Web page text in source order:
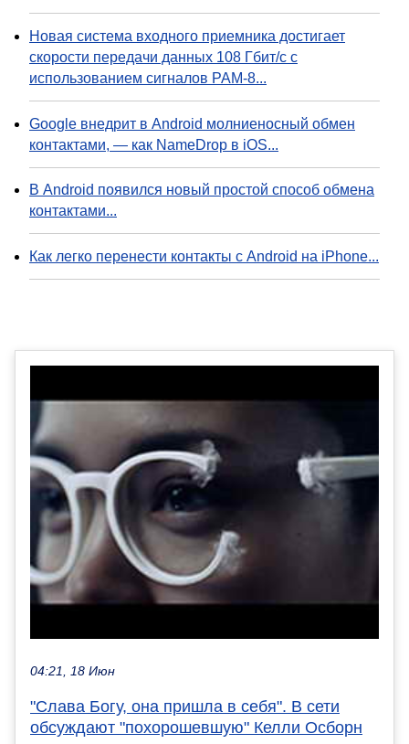
Новая система входного приемника достигает
скорости передачи данных 108 Гбит/с с
использованием сигналов PAM-8...
Google внедрит в Android молниеносный обмен
контактами, — как NameDrop в iOS...
В Android появился новый простой способ обмена
контактами...
Как легко перенести контакты с Android на iPhone...
04:21, 18 Июн
"Слава Богу, она пришла в себя". В сети
обсуждают "похорошевшую" Келли Осборн